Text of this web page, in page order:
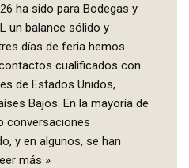
ha sido para Bodegas y
un balance sólido y
días de feria hemos
cualificados con
de Estados Unidos,
Bajos. En la mayoría de
conversaciones
y en algunos, se han
más »